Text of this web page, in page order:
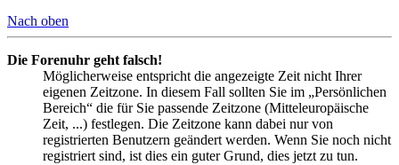
Nach oben
Die Forenuhr geht falsch!
Möglicherweise entspricht die angezeigte Zeit nicht Ihrer
eigenen Zeitzone. In diesem Fall sollten Sie im „Persönlichen
Bereich“ die für Sie passende Zeitzone (Mitteleuropäische
Zeit, ...) festlegen. Die Zeitzone kann dabei nur von
registrierten Benutzern geändert werden. Wenn Sie noch nicht
registriert sind, ist dies ein guter Grund, dies jetzt zu tun.